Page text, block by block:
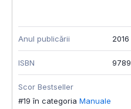
Anul publicării 2016
ISBN
Scor Bestseller
#19 în categoria Manuale